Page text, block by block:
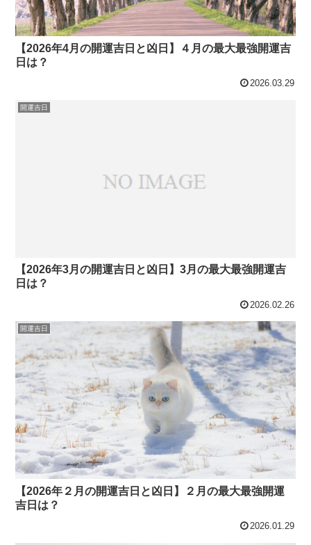
【2026年4月の開運吉日と凶日】４月の最大最強開運吉
日は？
2026.03.29
開運吉日
【2026年3月の開運吉日と凶日】3月の最大最強開運吉
日は？
2026.02.26
開運吉日
【2026年２月の開運吉日と凶日】２月の最大最強開運
吉日は？
2026.01.29